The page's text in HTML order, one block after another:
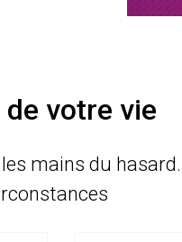
votre vie
mains du hasard.